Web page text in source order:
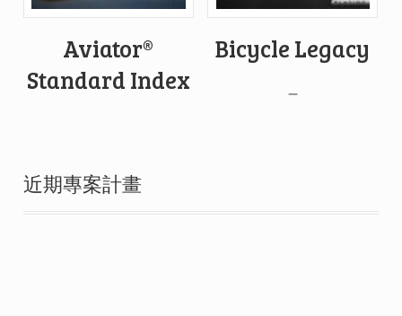
Aviator®
Standard Index
Bicycle Legacy
–
近期專案計畫